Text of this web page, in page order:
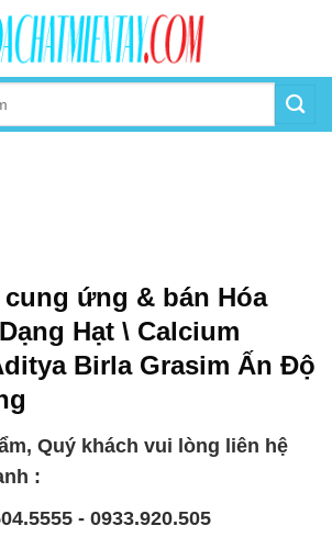
ứng & bán Hóa
Hạt \ Calcium
Birla Grasim Ấn Độ
Quý khách vui lòng liên hệ
:
- 0933.920.505